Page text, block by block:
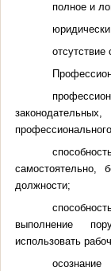
полное и
отсутствие
самостоятельно,
должности;
выполнение
использовать